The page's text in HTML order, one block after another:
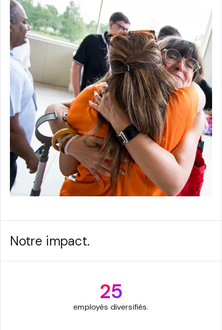
Notre impact.
25
employés diversifiés.